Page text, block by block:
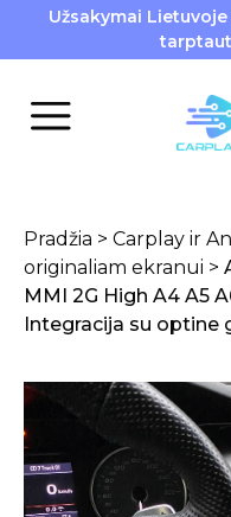
Užsakymai
Pradžia > Carplay ir
originaliam ekranui >
MMI 2G High A4 A5
Integracija su optine